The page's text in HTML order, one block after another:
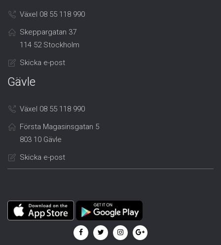
Växel 08 55 118 990
Skeppargatan 37
114 52 Stockholm
Skicka e-post
Gävle
Växel 08 55 118 990
Första Magasinsgatan 5
803 10 Gävle
Skicka e-post